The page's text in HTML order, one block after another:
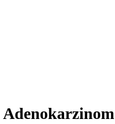
Adenokarzinom